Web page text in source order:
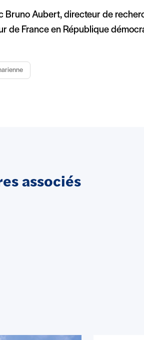
Bruno Aubert, directeur de
de France en République
associés